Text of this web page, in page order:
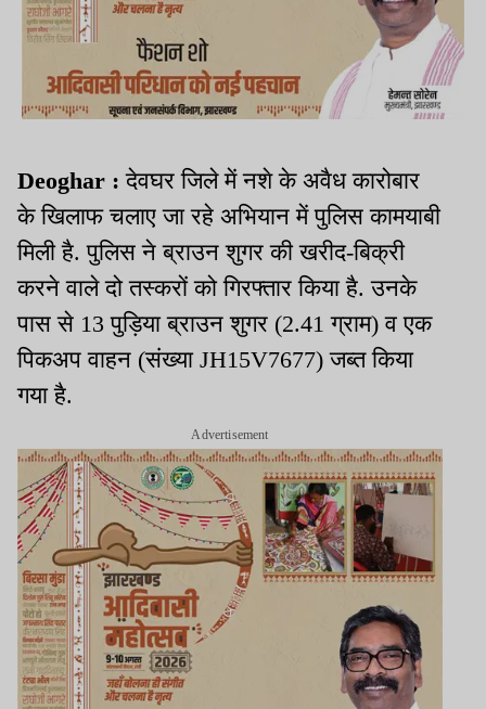
Deoghar :देवघर जिले में नशे के अवैध कारोबार
के खिलाफ चलाए जा रहे अभियान में पुलिस कामयाबी
मिली है. पुलिस ने ब्राउन शुगर की खरीद-बिक्री
करने वाले दो तस्करों को गिरफ्तार किया है. उनके
पास से 13 पुड़िया ब्राउन शुगर (2.41 ग्राम) व एक
पिकअप वाहन (संख्या JH15V7677) जब्त किया
गया है.
Advertisement